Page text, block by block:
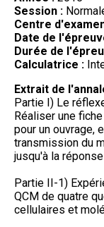
Session :
Centre
Date de
Durée de
Calculatrice :
Extrait de
Partie I) Le
Réaliser une
pour un ouvrage,
transmission du
jusqu'à la
Partie II-1)
QCM de quatre
cellulaires et